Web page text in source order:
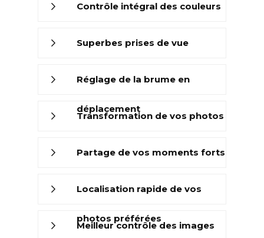
Contrôle intégral des couleurs
Superbes prises de vue
Réglage de la brume en
déplacement
Transformation de vos photos
Partage de vos moments forts
Localisation rapide de vos
photos préférées
Meilleur contrôle des images